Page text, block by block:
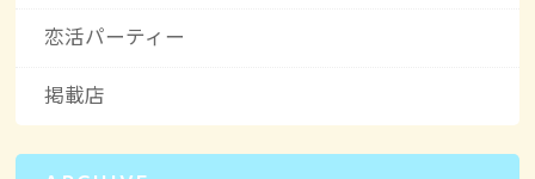
恋活パーティー
掲載店